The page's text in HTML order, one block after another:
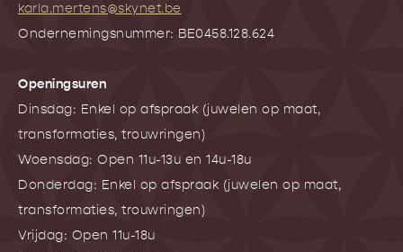
karla.mertens@skynet.be
Ondernemingsnummer: BE0458.128.624
Openingsuren
Dinsdag: Enkel op afspraak (juwelen op maat,
transformaties, trouwringen)
Woensdag: Open 11u-13u en 14u-18u
Donderdag: Enkel op afspraak (juwelen op maat,
transformaties, trouwringen)
Vrijdag: Open 11u-18u